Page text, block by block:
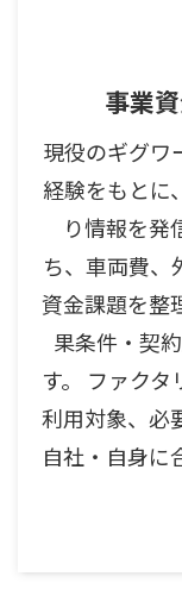
事業
現役のギグワ
経験をもとに
り情報を発
ち、車両費、
資金課題を整
果条件・契
す。 ファクタ
利用対象、必
自社・自身に